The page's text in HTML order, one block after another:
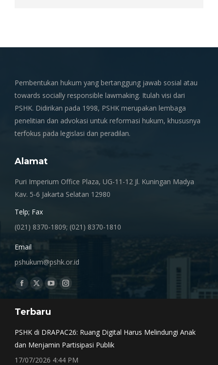
Pembentukan hukum yang bertanggung jawab sosial atau
towards socially responsible lawmaking. Itulah visi dari
PSHK. Didirikan pada 1998, PSHK merupakan lembaga
penelitian dan advokasi untuk reformasi hukum, khususnya
terfokus pada legislasi dan peradilan.
Alamat
Puri Imperium Office Plaza, UG-11-12 Jl. Kuningan Madya
Kav. 5-6 Jakarta Selatan 12980
Telp; Fax
(021) 8370-1809; (021) 8370-1810
Email
pshukum@pshk.or.id
Find us on:
Facebook
opens
window
X
opens
window
YouTube
opens
Instagram
window
Terbaru
PSHK di DRAPAC26: Ruang Digital Harus Melindungi Anak
dan Menjamin Partisipasi Publik
17/07/2026 4:44 PM